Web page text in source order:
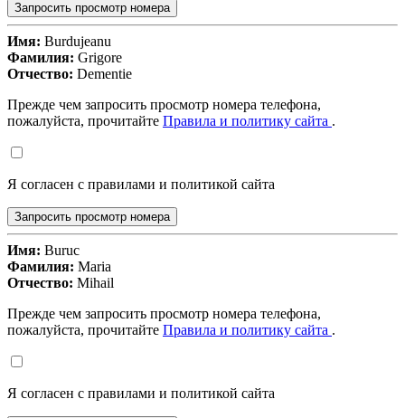
Запросить просмотр номера
Имя: Burdujeanu
Фамилия: Grigore
Отчество: Dementie
Прежде чем запросить просмотр номера телефона,
пожалуйста, прочитайте Правила и политику сайта .
Я согласен с правилами и политикой сайта
Запросить просмотр номера
Имя: Buruc
Фамилия: Maria
Отчество: Mihail
Прежде чем запросить просмотр номера телефона,
пожалуйста, прочитайте Правила и политику сайта .
Я согласен с правилами и политикой сайта